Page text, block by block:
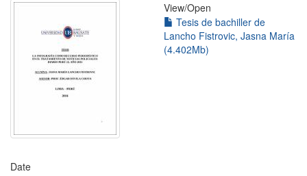
View/Open
Tesis de bachiller de
Lancho Fistrovic, Jasna María
(4.402Mb)
Date